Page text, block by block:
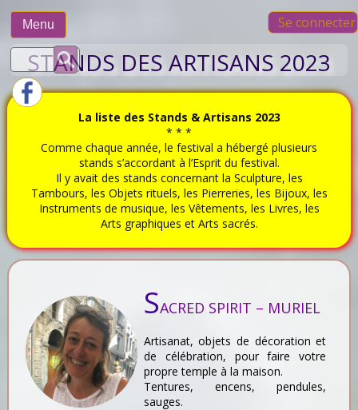
Menu Se connecter
Rechercher :
STANDS DES ARTISANS 2023
La liste des Stands & Artisans 2023
* * *
Comme chaque année, le festival a hébergé plusieurs
stands s’accordant à l’Esprit du festival.
Il y avait des stands concernant la Sculpture, les
Tambours, les Objets rituels, les Pierreries, les Bijoux, les
Instruments de musique, les Vêtements, les Livres, les
Arts graphiques et Arts sacrés.
SACRED SPIRIT – MURIEL
Artisanat, objets de décoration et
de célébration, pour faire votre
propre temple à la maison.
Tentures, encens, pendules,
sauges.